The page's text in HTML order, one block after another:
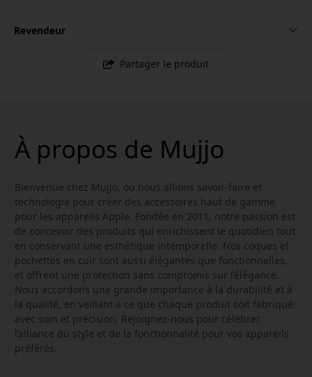
Revendeur
Partager le produit
À propos de Mujjo
Bienvenue chez Mujjo, où nous allions savoir-faire et
technologie pour créer des accessoires haut de gamme
pour les appareils Apple. Fondée en 2011, notre passion est
de concevoir des produits qui enrichissent le quotidien tout
en conservant une esthétique intemporelle. Nos coques et
pochettes en cuir sont aussi élégantes que fonctionnelles,
et offrent une protection sans compromis sur l’élégance.
Nous accordons une grande importance à la durabilité et à
la qualité, en veillant à ce que chaque produit soit fabriqué
avec soin et précision. Rejoignez-nous pour célébrer
l’alliance du style et de la fonctionnalité pour vos appareils
préférés.